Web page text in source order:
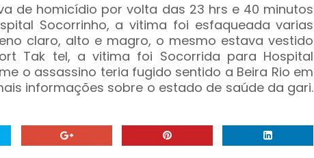
de homicídio por volta das 23 hrs e 40 minutos
Socorrinho, a vitima foi esfaqueada varias
claro, alto e magro, o mesmo estava vestido
Tak tel, a vitima foi Socorrida para Hospital
o assassino teria fugido sentido a Beira Rio em
informações sobre o estado de saúde da gari.